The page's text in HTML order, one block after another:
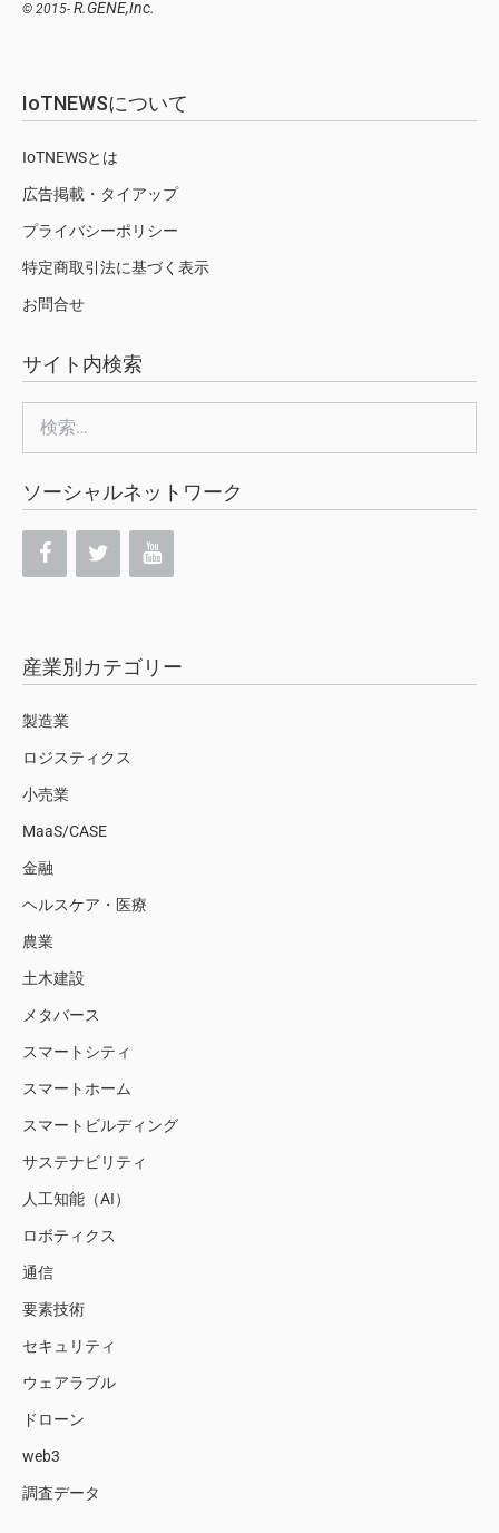
© 2015- R.GENE,Inc.
IoTNEWSについて
IoTNEWSとは
広告掲載・タイアップ
プライバシーポリシー
特定商取引法に基づく表示
お問合せ
サイト内検索
索:
ソーシャルネットワーク
産業別カテゴリー
製造業
ロジスティクス
小売業
MaaS/CASE
金融
ヘルスケア・医療
農業
土木建設
メタバース
スマートシティ
スマートホーム
スマートビルディング
サステナビリティ
人工知能（AI）
ロボティクス
通信
要素技術
セキュリティ
ウェアラブル
ドローン
web3
調査データ